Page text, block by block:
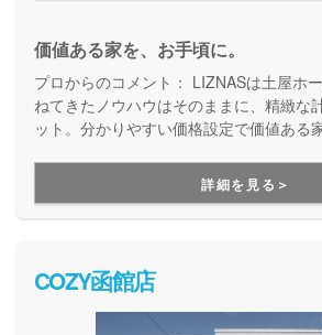
価値ある家を、お手頃に。
プロからのコメント： LIZNASは土屋ホ
ねてきたノウハウはそのままに、精緻な
ット。分かりやすい価格設定で価値ある
はぴったりの建築会社です。詳細を見る＞
COZY函館店